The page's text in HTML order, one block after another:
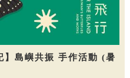
】島嶼共振 手作活動 (暑